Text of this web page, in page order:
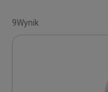
9Wynik